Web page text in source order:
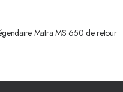
Matra MS 650 de retour